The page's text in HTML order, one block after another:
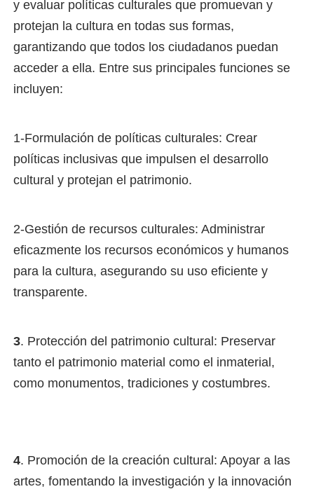
y evaluar políticas culturales que promuevan y
protejan la cultura en todas sus formas,
garantizando que todos los ciudadanos puedan
acceder a ella. Entre sus principales funciones se
incluyen:
1-Formulación de políticas culturales: Crear
políticas inclusivas que impulsen el desarrollo
cultural y protejan el patrimonio.
2-Gestión de recursos culturales: Administrar
eficazmente los recursos económicos y humanos
para la cultura, asegurando su uso eficiente y
transparente.
3. Protección del patrimonio cultural: Preservar
tanto el patrimonio material como el inmaterial,
como monumentos, tradiciones y costumbres.
4. Promoción de la creación cultural: Apoyar a las
artes, fomentando la investigación y la innovación